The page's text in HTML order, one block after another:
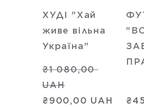
ХУДІ "Хай
живе вільна
Україна"
₴1 080,00
UAH
₴900,00 UAH